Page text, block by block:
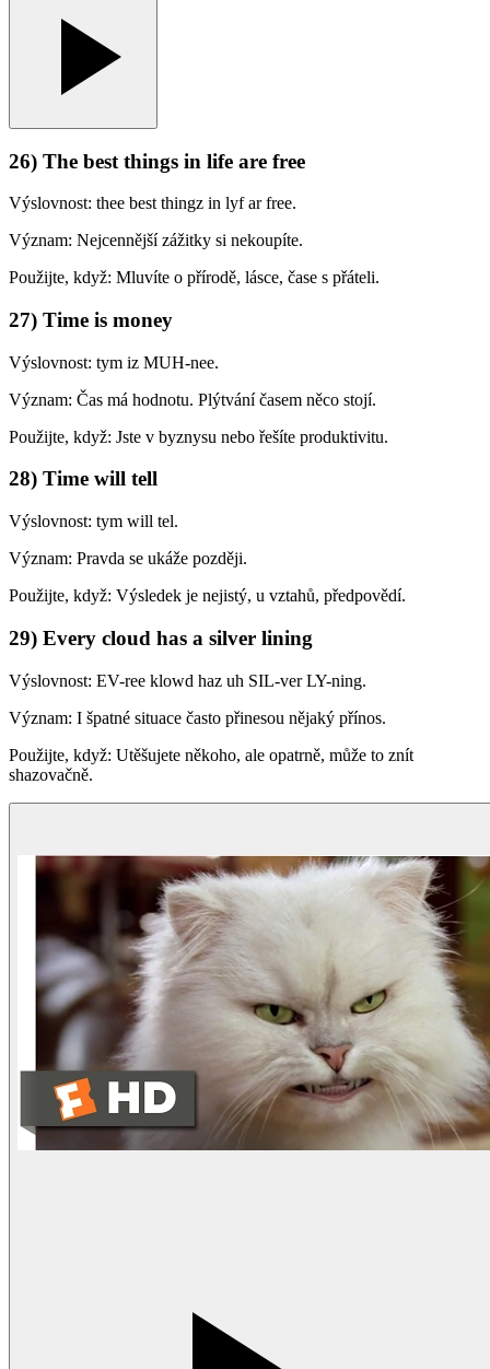
26) The best things in life are free
Výslovnost: thee best thingz in lyf ar free.
Význam: Nejcennější zážitky si nekoupíte.
Použijte, když: Mluvíte o přírodě, lásce, čase s přáteli.
27) Time is money
Výslovnost: tym iz MUH-nee.
Význam: Čas má hodnotu. Plýtvání časem něco stojí.
Použijte, když: Jste v byznysu nebo řešíte produktivitu.
28) Time will tell
Výslovnost: tym will tel.
Význam: Pravda se ukáže později.
Použijte, když: Výsledek je nejistý, u vztahů, předpovědí.
29) Every cloud has a silver lining
Výslovnost: EV-ree klowd haz uh SIL-ver LY-ning.
Význam: I špatné situace často přinesou nějaký přínos.
Použijte, když: Utěšujete někoho, ale opatrně, může to znít
shazovačně.